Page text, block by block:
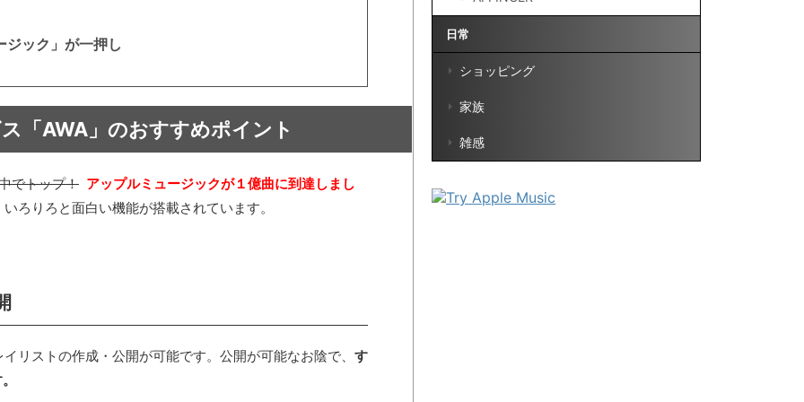
ジック」が一押し
「AWA」のおすすめポイント
でトップ！ アップルミュージックが１億曲に到達しまし
ろりろと面白い機能が搭載されています。
リストの作成・公開が可能です。公開が可能なお陰で、 す
日常
ショッピング
家族
雑感